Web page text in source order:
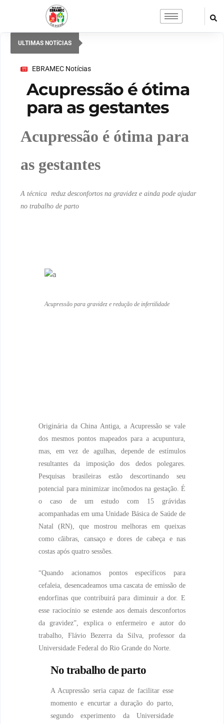
ULTIMAS NOTíCIAS
EBRAMEC Notícias
Acupressão é ótima
para as gestantes
Acupressão é ótima para
as gestantes
A técnica reduz desconfortos na gravidez e ainda pode ajudar
no trabalho de parto
Acupressão para gravidez e redução de infertilidade
Originária da China Antiga, a Acupressãose vale
dos mesmos pontos mapeados para a acupuntura,
mas, em vez de agulhas, depende de estímulos
resultantes da imposição dos dedos polegares.
Pesquisas brasileiras estão descortinando seu
potencial para minimizar incômodos na gestação. É
o caso de um estudo com 15 grávidas
acompanhadas em uma Unidade Básica de Saúde de
Natal (RN), que mostrou melhoras em queixas
como cãibras, cansaço e dores de cabeça e nas
costas após quatro sessões.
“Quando acionamos pontos específicos para
cefaleia, desencadeamos uma cascata de emissão de
endorfinas que contribuirá para diminuir a dor. E
esse raciocínio se estende aos demais desconfortos
da gravidez”, explica o enfermeiro e autor do
trabalho, Flávio Bezerra da Silva, professor da
Universidade Federal do Rio Grande do Norte.
No trabalho de parto
A Acupressão seria capaz de facilitar esse
momento e encurtar a duração do parto,
segundo experimento da Universidade